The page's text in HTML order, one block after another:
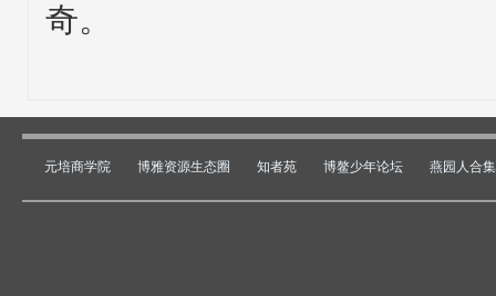
奇。
元培商学院 博雅资源生态圈 知者苑 博鳌少年论坛 燕园人合